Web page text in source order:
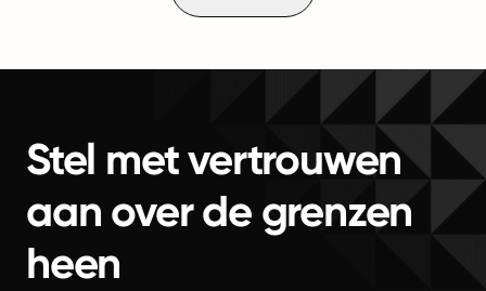
Stel met vertrouwen
aan over de grenzen
heen